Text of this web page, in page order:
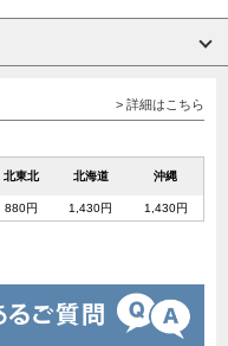
> 詳細はこちら
北東北 北海道 沖縄
880円 1,430円 1,430円